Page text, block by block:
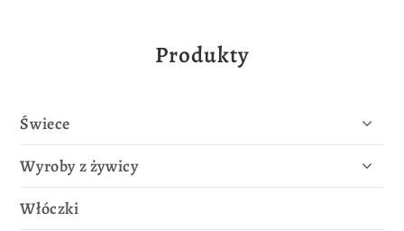
Produkty
Świece
Wyroby z żywicy
Włóczki